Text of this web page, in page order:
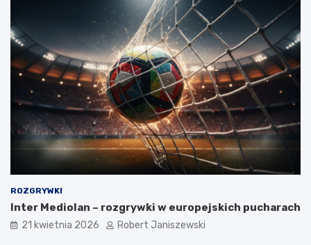
ROZGRYWKI
Inter Mediolan – rozgrywki w europejskich pucharach
21 kwietnia 2026 Robert Janiszewski